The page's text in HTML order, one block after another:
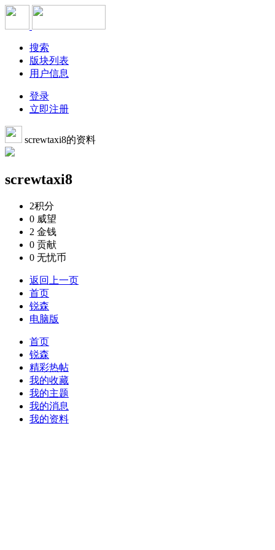
搜索
版块列表
用户信息
登录
立即注册
screwtaxi8的资料
screwtaxi8
2积分
0 威望
2 金钱
0 贡献
0 无忧币
返回上一页
首页
锐森
电脑版
首页
锐森
精彩热帖
我的收藏
我的主题
我的消息
我的资料